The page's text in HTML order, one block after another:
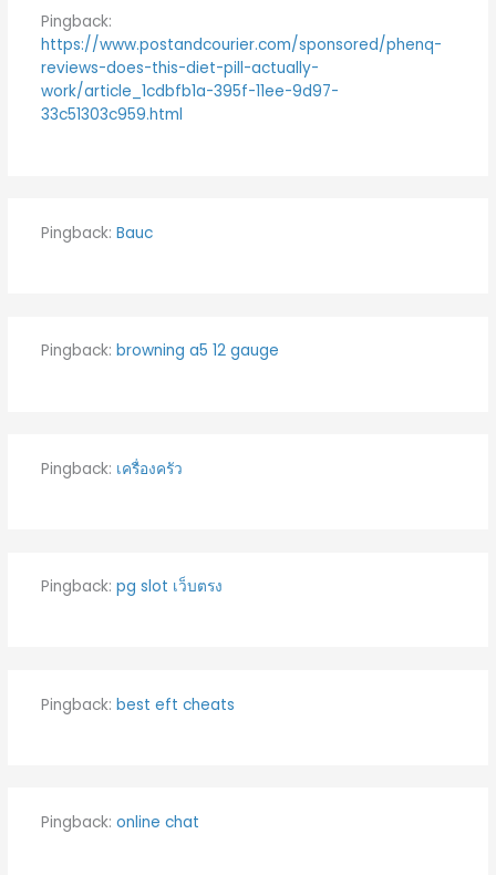
Pingback:
https://www.postandcourier.com/sponsored/phenq-
reviews-does-this-diet-pill-actually-
work/article_1cdbfb1a-395f-11ee-9d97-
33c51303c959.html
Pingback: Bauc
Pingback: browning a5 12 gauge
Pingback: เครื่องครัว
Pingback: pg slot เว็บตรง
Pingback: best eft cheats
Pingback: online chat